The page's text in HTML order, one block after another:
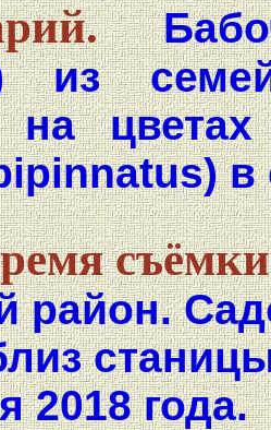
из
на
в
район.
2018 года.